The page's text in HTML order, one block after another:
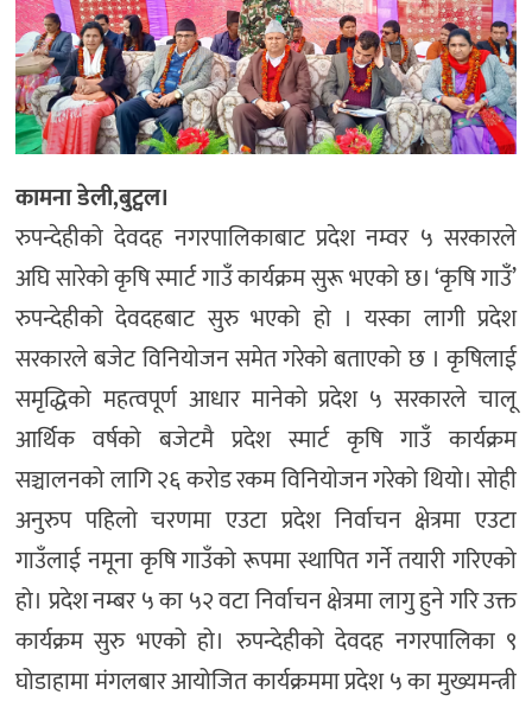
कामना डेली,बुट्वल।
रुपन्देहीको देवदह नगरपालिकाबाट प्रदेश नम्वर ५ सरकारले
अघि सारेको कृषि स्मार्ट गाउँ कार्यक्रम सुरू भएको छ। ‘कृषि गाउँ’
रुपन्देहीको देवदहबाट सुरु भएको हो । यस्का लागी प्रदेश
सरकारले बजेट विनियोजन समेत गरेको बताएको छ । कृषिलाई
समृद्धिको महत्वपूर्ण आधार मानेको प्रदेश ५ सरकारले चालू
आर्थिक वर्षको बजेटमै प्रदेश स्मार्ट कृषि गाउँ कार्यक्रम
सञ्चालनको लागि २६ करोड रकम विनियोजन गरेको थियो। सोही
अनुरुप पहिलो चरणमा एउटा प्रदेश निर्वाचन क्षेत्रमा एउटा
गाउँलाई नमूना कृषि गाउँको रूपमा स्थापित गर्ने तयारी गरिएको
हो। प्रदेश नम्बर ५ का ५२ वटा निर्वाचन क्षेत्रमा लागु हुने गरि उक्त
कार्यक्रम सुरु भएको हो। रुपन्देहीको देवदह नगरपालिका ९
घोडाहामा मंगलबार आयोजित कार्यक्रममा प्रदेश ५ का मुख्यमन्त्री